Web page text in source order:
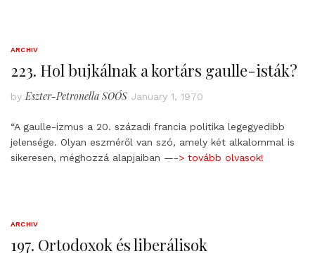
ARCHIV
223. Hol bujkálnak a kortárs gaulle-isták?
by Eszter-Petronella SOÓS January 1, 1970
“A gaulle-izmus a 20. századi francia politika legegyedibb
jelensége. Olyan eszméről van szó, amely két alkalommal is
sikeresen, méghozzá alapjaiban —-> tovább olvasok!
ARCHIV
197. Ortodoxok és liberálisok